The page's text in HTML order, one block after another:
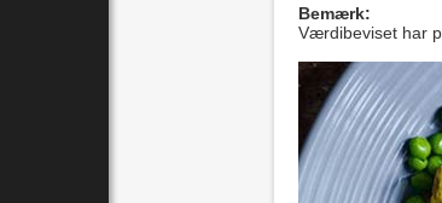
Bemærk:
Værdibeviset har